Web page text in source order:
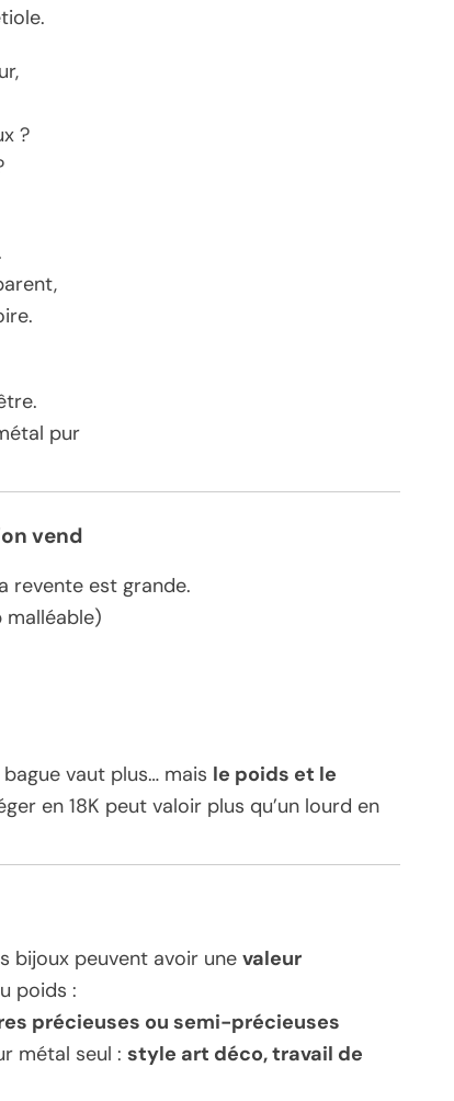
?
pur
vend
revente est grande.
vaut plus… mais le poids et le
en 18K peut valoir plus qu’un lourd en
bijoux peuvent avoir une valeur
poids :
précieuses ou semi-précieuses
métal seul : style art déco, travail de